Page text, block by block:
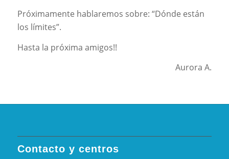
Próximamente hablaremos sobre: “Dónde están
los límites”.
Hasta la próxima amigos!!
Aurora A.
Contacto y centros